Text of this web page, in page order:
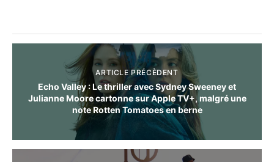
ARTICLE PRÉCÈDENT
Echo Valley : Le thriller avec Sydney Sweeney et
Julianne Moore cartonne sur Apple TV+, malgré une
note Rotten Tomatoes en berne